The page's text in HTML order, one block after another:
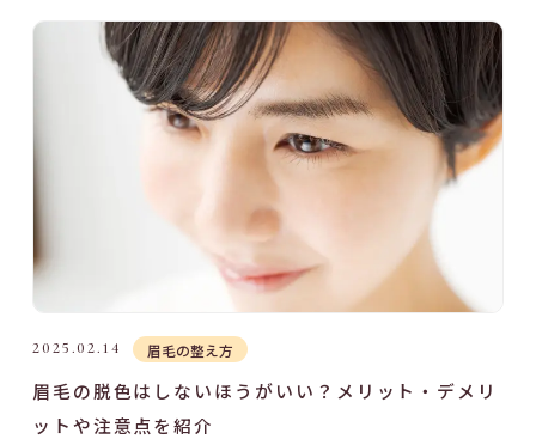
2025.02.14 眉毛の整え方
眉毛の脱色はしないほうがいい？メリット・デメリ
ットや注意点を紹介